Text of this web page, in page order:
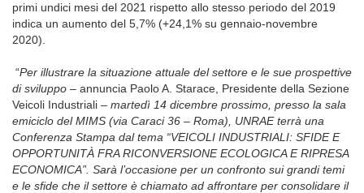
primi undici mesi del 2021 rispetto allo stesso periodo del 2019
indica un aumento del 5,7% (+24,1% su gennaio-novembre
2020).
“Per illustrare la situazione attuale del settore e le sue prospettive
di sviluppo – annuncia Paolo A. Starace, Presidente della Sezione
Veicoli Industriali – martedì 14 dicembre prossimo, presso la sala
emiciclo del MIMS (via Caraci 36 – Roma), UNRAE terrà una
Conferenza Stampa dal tema “VEICOLI INDUSTRIALI: SFIDE E
OPPORTUNITÀ FRA RICONVERSIONE ECOLOGICA E RIPRESA
ECONOMICA”. Sarà l’occasione per un confronto sui grandi temi
e le sfide che il settore è chiamato ad affrontare per consolidare il